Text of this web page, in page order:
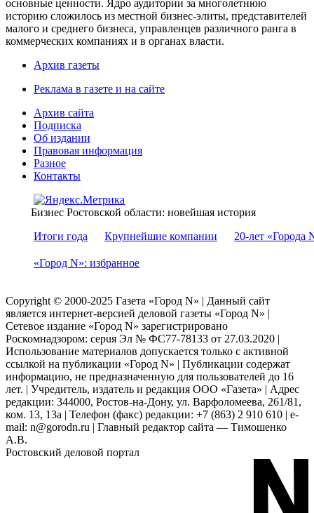
основные ценности. Ядро аудитории за многолетнюю
историю сложилось из местной бизнес-элиты, представителей
малого и среднего бизнеса, управленцев различного ранга в
коммерческих компаниях и в органах власти.
Архив газеты
Реклама в газете и на сайте
Архив сайта
Подписка
Об издании
Правовая информация
Разное
Контакты
Бизнес Ростовской области: новейшая история
Итоги года
Крупнейшие компании 20-лет «Города
«Город N»: избранное
Copyright © 2000-2025 Газета «Город N» | Данный сайт
является интернет-версией деловой газеты «Город N» |
Сетевое издание «Город N» зарегистрировано
Роскомнадзором: серuя Эл № ФС77-78133 от 27.03.2020 |
Использование материалов допускается только с активной
ссылкой на публикации «Город N» | Публикации содержат
информацию, не предназначенную для пользователей до 16
лет. | Учредитель, издатель и редакция ООО «Газета» | Адрес
редакции: 344000, Ростов-на-Дону, ул. Варфоломеева, 261/81,
ком. 13, 13а | Телефон (факс) редакции: +7 (863) 2 910 610 | e-
mail: n@gorodn.ru | Главный редактор сайта — Тимошенко
А.В.
Ростовский деловой портал